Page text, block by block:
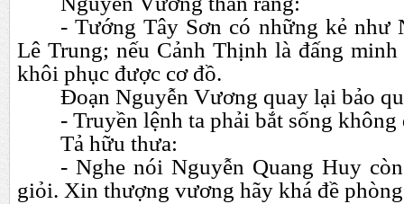
- Tướng Tây Sơn có những kẻ như
Lê Trung; nếu Cảnh Thịnh là đấng
khôi phục được cơ đồ.
Đoạn Nguyễn Vương quay lại bảo
- Truyền lệnh ta phải bắt sống không
Tả hữu thưa:
- Nghe nói Nguyễn Quang Huy
giỏi. Xin thượng vương hãy khá đề